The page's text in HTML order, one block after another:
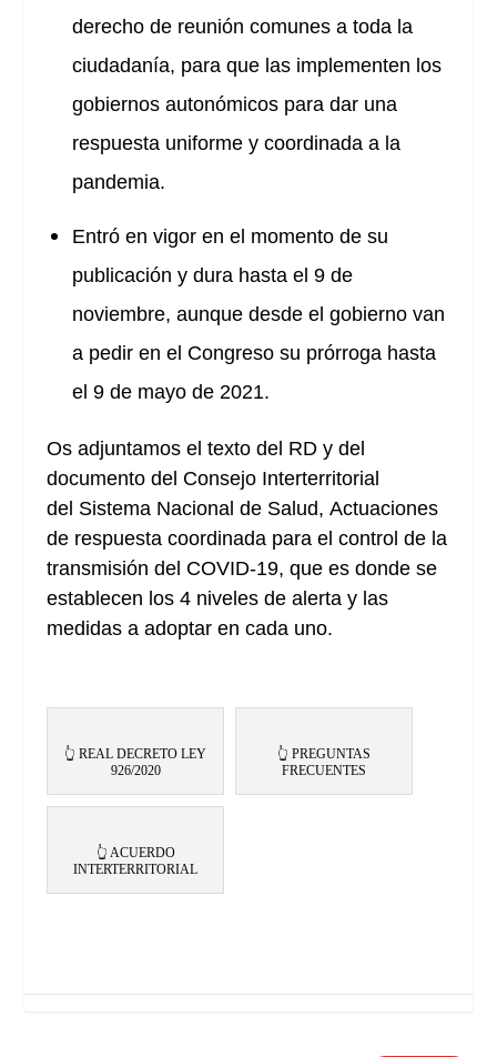
derecho de reunión comunes a toda la
ciudadanía, para que las implementen los
gobiernos autonómicos para dar una
respuesta uniforme y coordinada a la
pandemia.
Entró en vigor en el momento de su
publicación y dura hasta el 9 de
noviembre, aunque desde el gobierno van
a pedir en el Congreso su prórroga hasta
el 9 de mayo de 2021.
Os adjuntamos el texto del RD y del
documento del Consejo Interterritorial
del Sistema Nacional de Salud, Actuaciones
de respuesta coordinada para el control de la
transmisión del COVID-19, que es donde se
establecen los 4 niveles de alerta y las
medidas a adoptar en cada uno.
👆 REAL DECRETO LEY
926/2020
👆 PREGUNTAS
FRECUENTES
👆 ACUERDO
INTERTERRITORIAL